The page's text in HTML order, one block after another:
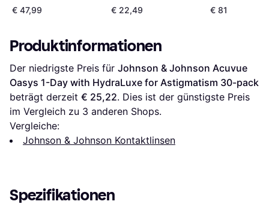
with HydraLuxe 90-
pack
€ 47,99 € 22,49
€ 81
Produktinformationen
Der niedrigste Preis für Johnson & Johnson Acuvue
Oasys 1-Day with HydraLuxe for Astigmatism 30-pack
beträgt derzeit € 25,22. Dies ist der günstigste Preis
im Vergleich zu 3 anderen Shops.
Vergleiche:
Johnson & Johnson Kontaktlinsen
Spezifikationen